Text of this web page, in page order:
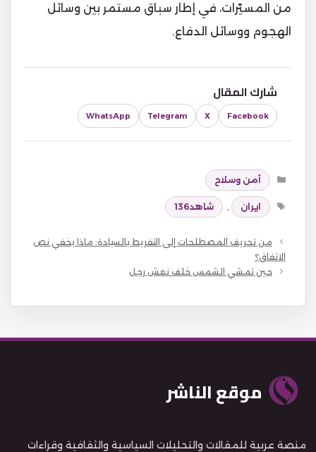
من المسيّرات، في إطار سباق مستمر بين وسائل
الهجوم ووسائل الدفاع.
شارك المقال
Facebook
X
Telegram
WhatsApp
التصنيفات
أمن وسلاح
الوسوم
ايران شاهد136
من تحريف المصطلحات إلى التفريط بالسيادة: ماذا يخفي نص
الاتفاق؟
حين تمشي الشمس خلف نعش رجل
موقع الناشر
منصة عربية للمقالات والتحليلات السياسية والثقافية وقراءات